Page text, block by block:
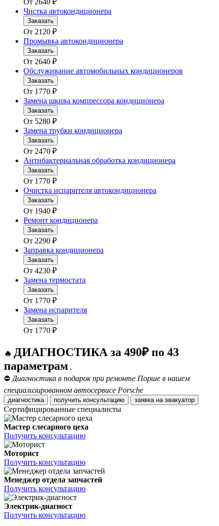
От 2640 ₽
Чистка автокондиционера
Заказать
От 2120 ₽
Промывка автокондиционера
Заказать
От 2640 ₽
Обслуживание автомобильных кондиционеров
Заказать
От 1770 ₽
Замена шкива компрессора кондиционера
Заказать
От 5280 ₽
Замена трубки кондиционера
Заказать
От 2470 ₽
Антибактериальная обработка кондиционера
Заказать
От 1770 ₽
Очистка испарителя автокондиционера
Заказать
От 1940 ₽
Ремонт кондиционера
Заказать
От 2290 ₽
Заправка кондиционера
Заказать
От 4230 ₽
Замена термостата
Заказать
От 1770 ₽
Замена испарителя
Заказать
От 1770 ₽
🔥 ДИАГНОСТИКА за 490₽ по 43
параметрам .
⛔ Диагностика в подарок при ремонте Порше в нашем
специализированном автосервисе Porsche
диагностика получить консультацию заявка на эвакуатор
Сертифицированные специалисты
Мастер слесарного цеха
Получить консультацию
Моторист
Получить консультацию
Менеджер отдела запчастей
Получить консультацию
Электрик-диагност
Получить консультацию